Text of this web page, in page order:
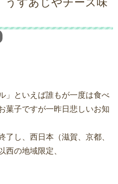
」といえば誰もが一度は食べ
菓子ですが一昨日悲しいお知
了し、西日本（滋賀、京都、
西の地域限定、